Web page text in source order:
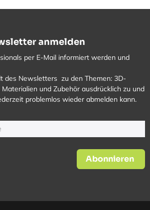
anmelden
per E-Mail informiert werden und
des Newsletters zu den Themen: 3D-
und Zubehör ausdrücklich zu und
problemlos wieder abmelden kann.
Abonnieren